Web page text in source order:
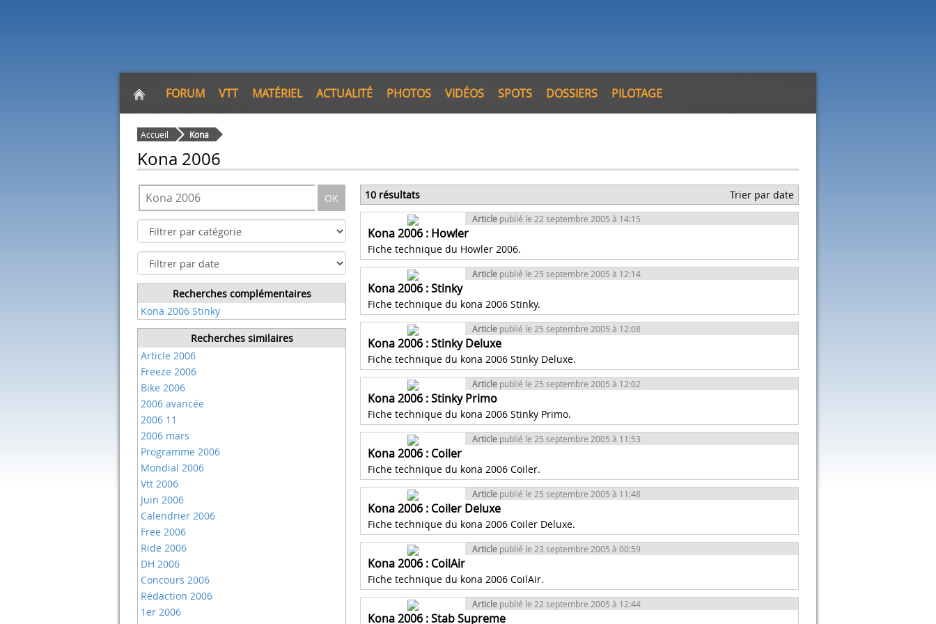
FORUM VTT MATÉRIEL ACTUALITÉ PHOTOS VIDÉOS SPOTS DOSSIERS PILOTAGE
Accueil Kona
Kona 2006
OK
Recherches complémentaires
Kona 2006 Stinky
Recherches similaires
Article 2006
Freeze 2006
Bike 2006
2006 avancée
2006 11
2006 mars
Programme 2006
Mondial 2006
Vtt 2006
Juin 2006
Calendrier 2006
Free 2006
Ride 2006
DH 2006
Concours 2006
Rédaction 2006
1er 2006
10 résultats Trier par date
Article publié le 22 septembre 2005 à 14:15
Kona 2006 : Howler
Fiche technique du Howler 2006.
Article publié le 25 septembre 2005 à 12:14
Kona 2006 : Stinky
Fiche technique du kona 2006 Stinky.
Article publié le 25 septembre 2005 à 12:08
Kona 2006 : Stinky Deluxe
Fiche technique du kona 2006 Stinky Deluxe.
Article publié le 25 septembre 2005 à 12:02
Kona 2006 : Stinky Primo
Fiche technique du kona 2006 Stinky Primo.
Article publié le 25 septembre 2005 à 11:53
Kona 2006 : Coiler
Fiche technique du kona 2006 Coiler.
Article publié le 25 septembre 2005 à 11:48
Kona 2006 : Coiler Deluxe
Fiche technique du kona 2006 Coiler Deluxe.
Article publié le 23 septembre 2005 à 00:59
Kona 2006 : CoilAir
Fiche technique du kona 2006 CoilAir.
Article publié le 22 septembre 2005 à 12:44
Kona 2006 : Stab Supreme